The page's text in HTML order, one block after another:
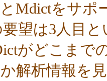
Mdictをサポ
望は3人目
がどこまで
解析情報を